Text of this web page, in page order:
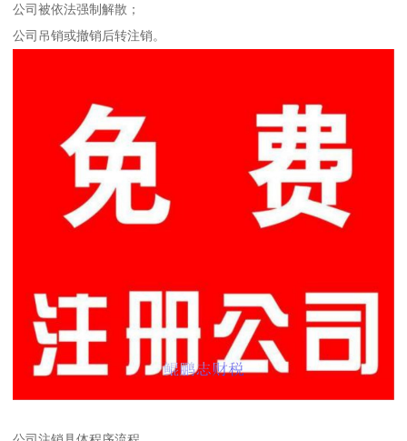
公司被依法强制解散；
公司吊销或撤销后转注销。